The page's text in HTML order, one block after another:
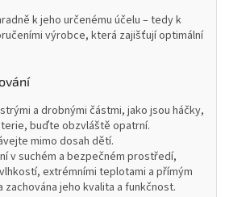
k jeho určenému účelu – tedy k
výrobce, která zajišťují optimální
a drobnými částmi, jako jsou háčky,
buďte obzvláště opatrní.
mimo dosah dětí.
v suchém a bezpečném prostředí,
extrémními teplotami a přímým
zachována jeho kvalita a funkčnost.